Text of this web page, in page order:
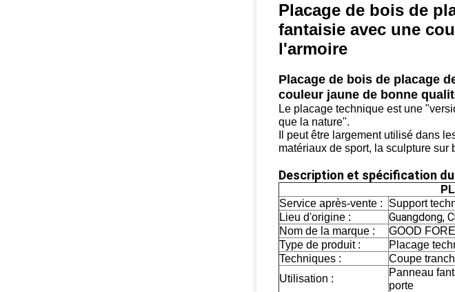
Placage de bois de
fantaisie avec une
l'armoire
Placage de bois de placage
couleur jaune de bonne
Le placage technique est une
que la nature".
Il peut être largement utilisé dans
matériaux de sport, la sculpture sur
Description et spécification
Service après-vente :
Support
Lieu d'origine :
Guangdong,
Nom de la marque :
GOOD
Type de produit :
Placage
Techniques :
Coupe
Utilisation :
Panneau
porte